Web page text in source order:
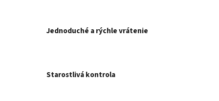
Jednoduché a rýchle vrátenie
Starostlivá kontrola